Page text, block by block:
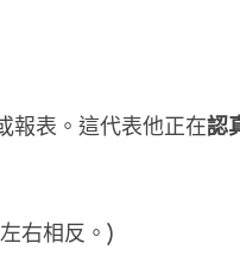
報表。這代表他正在認
右相反。)